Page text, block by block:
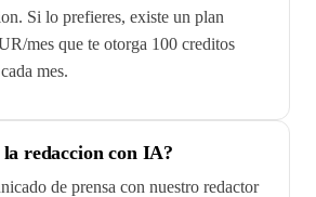
Si lo prefieres, existe un plan
mes que te otorga 100 creditos
mes.
redaccion con IA?
de prensa con nuestro redactor